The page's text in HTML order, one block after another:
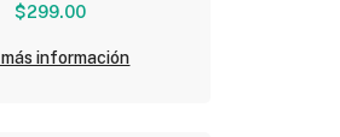
$299.00
información